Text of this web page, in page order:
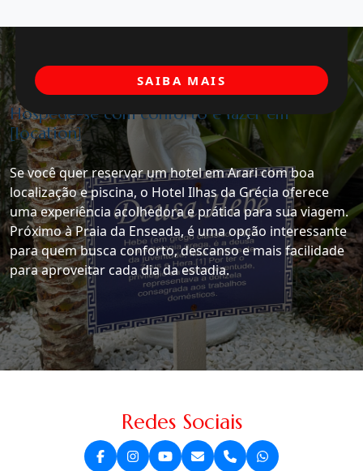
Hospede-se com conforto e lazer em
[location]
Se você quer reservar um hotel em Arari com boa
localização e piscina, o Hotel Ilhas da Grécia oferece
uma experiência acolhedora e prática para sua viagem.
Próximo à Praia da Enseada, é uma opção interessante
para quem busca conforto, descanso e mais facilidade
para aproveitar cada dia da estadia.
SAIBA MAIS
Redes Sociais